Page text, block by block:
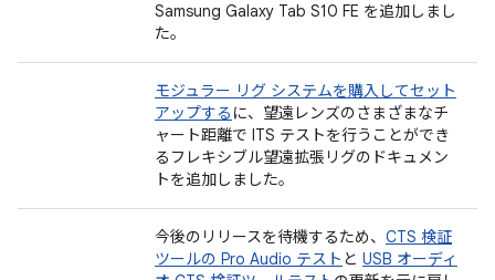
Samsung Galaxy Tab S10 FE を追加しまし
た。
モジュラー リグ システムを購入してセット
アップする に、望遠レンズのさまざまなチ
ャート距離で ITS テストを行うことができ
るフレキシブル望遠拡張リグのドキュメン
トを追加しました。
今後のリリースを待機するため、 CTS 検証
ツールの Pro Audio テスト と USB オーディ